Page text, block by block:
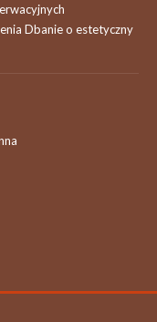
Dbanie o estetyczny